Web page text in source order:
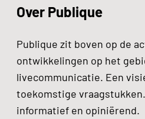
Over Publique
Publique zit boven op de
ontwikkelingen op het
livecommunicatie. Een
toekomstige
informatief en opiniërend.